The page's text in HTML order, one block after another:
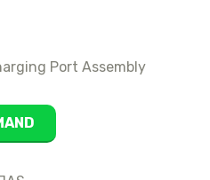
Port Assembly